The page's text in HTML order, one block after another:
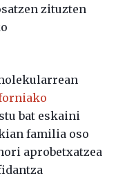
zituzten
bat eskaini
familia oso
aprobetxatzea